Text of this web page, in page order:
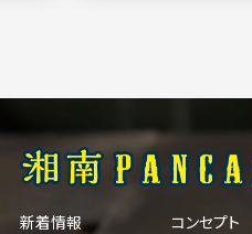
新着情報 コンセプト